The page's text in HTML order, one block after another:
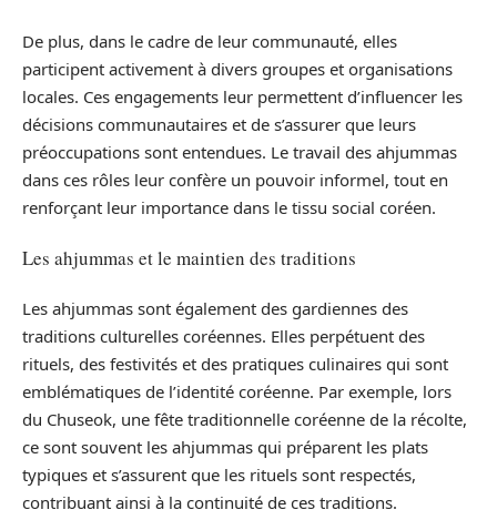
De plus, dans le cadre de leur communauté, elles
participent activement à divers groupes et organisations
locales. Ces engagements leur permettent d’influencer les
décisions communautaires et de s’assurer que leurs
préoccupations sont entendues. Le travail des ahjummas
dans ces rôles leur confère un pouvoir informel, tout en
renforçant leur importance dans le tissu social coréen.
Les ahjummas et le maintien des traditions
Les ahjummas sont également des gardiennes des
traditions culturelles coréennes. Elles perpétuent des
rituels, des festivités et des pratiques culinaires qui sont
emblématiques de l’identité coréenne. Par exemple, lors
du Chuseok, une fête traditionnelle coréenne de la récolte,
ce sont souvent les ahjummas qui préparent les plats
typiques et s’assurent que les rituels sont respectés,
contribuant ainsi à la continuité de ces traditions.